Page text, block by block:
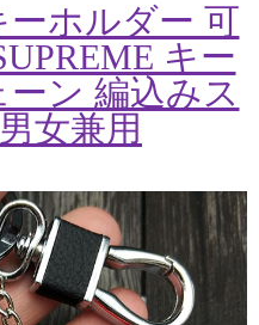
ホルダー 可
キー
ン 編込みス
女兼用